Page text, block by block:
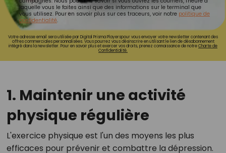
laquelle vous le faites ainsi que des informations sur le terminal que
vous utilisez. Pour en savoir plus sur ces traceurs, voir notre politique de
confidentialité.
Votre adresse email sera utilisée par Digital Prisma Playerspour vous envoyer votre newsletter contenant des
offres commerciales personnalisées. Vous pourrez vous désinscrire en utilisant le lien de désabonnement
intégré dans la newsletter. Pour en savoir plus et exercer vos droits, prenez connaissance de notreCharte de
Confidentialité.
1. Maintenir une activité
physique régulière
L'exercice physique est l'un des moyens les plus
efficaces pour prévenir et combattre la dépression.